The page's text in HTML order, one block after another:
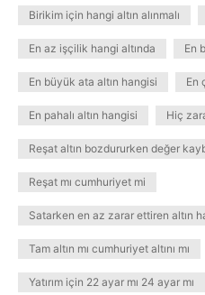
Birikim için hangi altın alınmalı
En az işçilik hangi altında En
En büyük ata altın hangisi En
En pahalı altın hangisi Hiç
Reşat altın bozdururken değer
Reşat mı cumhuriyet mi
Satarken en az zarar ettiren altın
Tam altın mı cumhuriyet altını mı
Yatırım için 22 ayar mı 24 ayar mı